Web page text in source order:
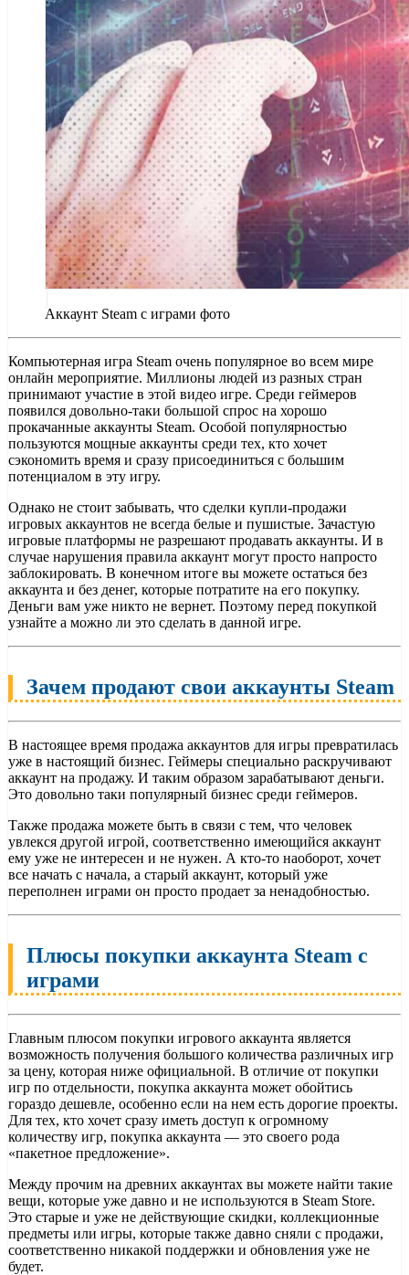
Аккаунт Steam с играми фото
Компьютерная игра Steam очень популярное во всем мире
онлайн мероприятие. Миллионы людей из разных стран
принимают участие в этой видео игре. Среди геймеров
появился довольно-таки большой спрос на хорошо
прокачанные аккаунты Steam. Особой популярностью
пользуются мощные аккаунты среди тех, кто хочет
сэкономить время и сразу присоединиться с большим
потенциалом в эту игру.
Однако не стоит забывать, что сделки купли-продажи
игровых аккаунтов не всегда белые и пушистые. Зачастую
игровые платформы не разрешают продавать аккаунты. И в
случае нарушения правила аккаунт могут просто напросто
заблокировать. В конечном итоге вы можете остаться без
аккаунта и без денег, которые потратите на его покупку.
Деньги вам уже никто не вернет. Поэтому перед покупкой
узнайте а можно ли это сделать в данной игре.
Зачем продают свои аккаунты Steam
В настоящее время продажа аккаунтов для игры превратилась
уже в настоящий бизнес. Геймеры специально раскручивают
аккаунт на продажу. И таким образом зарабатывают деньги.
Это довольно таки популярный бизнес среди геймеров.
Также продажа можете быть в связи с тем, что человек
увлекся другой игрой, соответственно имеющийся аккаунт
ему уже не интересен и не нужен. А кто-то наоборот, хочет
все начать с начала, а старый аккаунт, который уже
переполнен играми он просто продает за ненадобностью.
Плюсы покупки аккаунта Steam с
играми
Главным плюсом покупки игрового аккаунта является
возможность получения большого количества различных игр
за цену, которая ниже официальной. В отличие от покупки
игр по отдельности, покупка аккаунта может обойтись
гораздо дешевле, особенно если на нем есть дорогие проекты.
Для тех, кто хочет сразу иметь доступ к огромному
количеству игр, покупка аккаунта — это своего рода
«пакетное предложение».
Между прочим на древних аккаунтах вы можете найти такие
вещи, которые уже давно и не используются в Steam Store.
Это старые и уже не действующие скидки, коллекционные
предметы или игры, которые также давно сняли с продажи,
соответственно никакой поддержки и обновления уже не
будет.